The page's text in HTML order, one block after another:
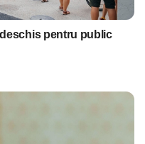
pentru public